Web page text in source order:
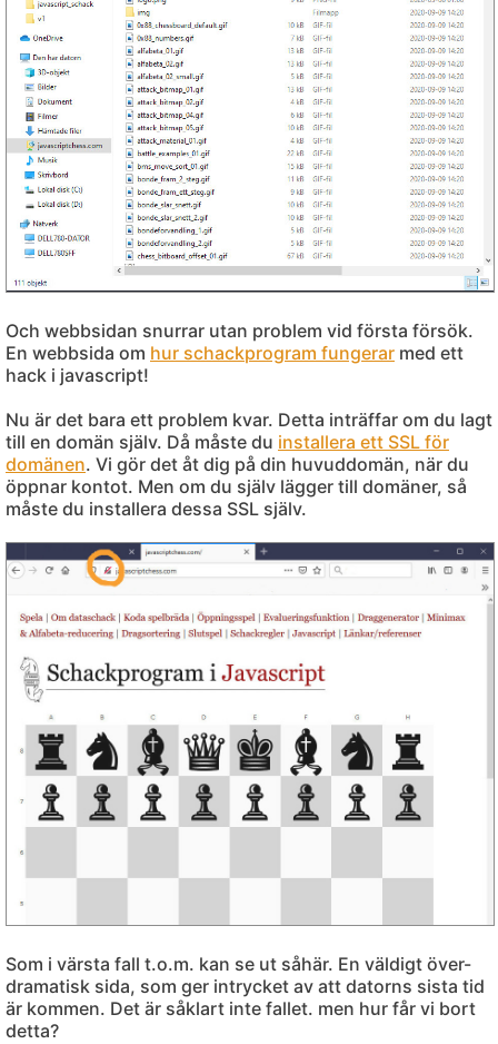
Och webbsidan snurrar utan problem vid första försök.
En webbsida om hur schackprogram fungerar med ett
hack i javascript!
Nu är det bara ett problem kvar. Detta inträffar om du lagt
till en domän själv. Då måste du installera ett SSL för
domänen. Vi gör det åt dig på din huvuddomän, när du
öppnar kontot. Men om du själv lägger till domäner, så
måste du installera dessa SSL själv.
Som i värsta fall t.o.m. kan se ut såhär. En väldigt över-
dramatisk sida, som ger intrycket av att datorns sista tid
är kommen. Det är såklart inte fallet. men hur får vi bort
detta?